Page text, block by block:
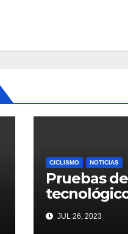
CICLISMO NOTICIAS
Pruebas
Tour
JUL 26, 2023